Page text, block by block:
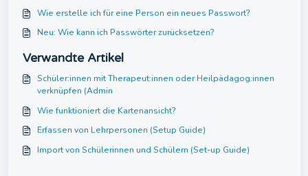
Wie erstelle ich für eine Person ein neues Passwort?
Neu: Wie kann ich Passwörter zurücksetzen?
Verwandte Artikel
Schüler:innen mit Therapeut:innen oder Heilpädagog:innen
verknüpfen (Admin
Wie funktioniert die Kartenansicht?
Erfassen von Lehrpersonen (Setup Guide)
Import von Schülerinnen und Schülern (Set-up Guide)